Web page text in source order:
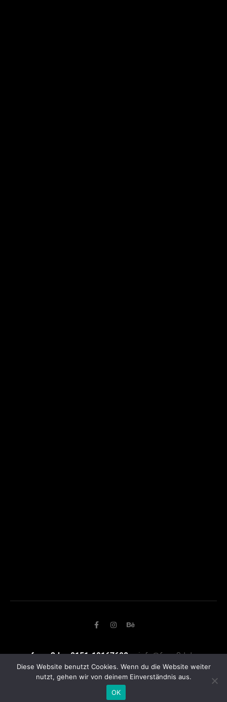
form 3d· 0151-19167698·info@form3d.de
Diese Website benutzt Cookies. Wenn du die Website weiter
nutzt, gehen wir von deinem Einverständnis aus.
OK